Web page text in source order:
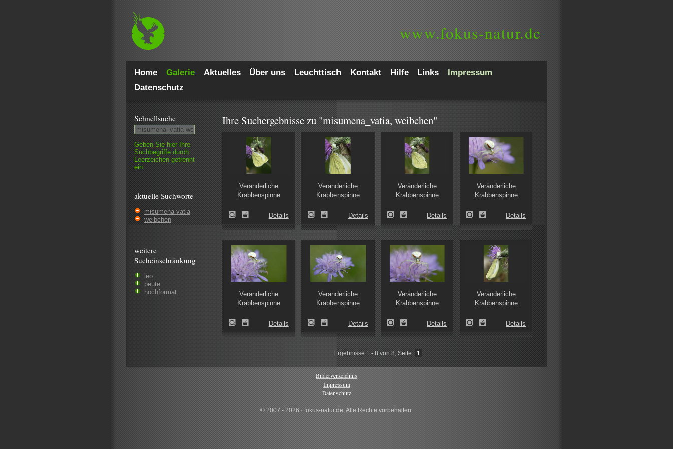
www.fokus-natur.de
Home Galerie Aktuelles Über uns Leuchttisch Kontakt Hilfe Links
Impressum
Datenschutz
Schnell­suche
Geben Sie hier Ihre
Such­begriffe durch
Leer­zeichen getrennt
ein.
aktuelle Suchworte
misumena vatia
weibchen
weitere
Sucheinschränkung
leo
beute
hochformat
Ihre Suchergebnisse zu "misumena_vatia, weibchen"
Veränderliche
Krabbenspinne
Details
Veränderliche
Krabbenspinne
Details
Veränderliche
Krabbenspinne
Details
Veränderliche
Krabbenspinne
Details
Veränderliche
Krabbenspinne
Details
Veränderliche
Krabbenspinne
Details
Veränderliche
Krabbenspinne
Details
Veränderliche
Krabbenspinne
Details
Ergebnisse 1 - 8 von 8, Seite: 1
Bilderverzeichnis
Impressum
Datenschutz
© 2007 - 2026 · fokus-natur.de, Alle Rechte vorbehalten.